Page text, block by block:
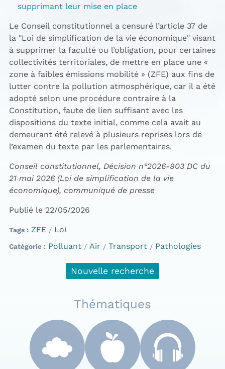
supprimant leur mise en place
Le Conseil constitutionnel a censuré l’article 37 de
la "Loi de simplification de la vie économique" visant
à supprimer la faculté ou l’obligation, pour certaines
collectivités territoriales, de mettre en place une «
zone à faibles émissions mobilité » (ZFE) aux fins de
lutter contre la pollution atmosphérique, car il a été
adopté selon une procédure contraire à la
Constitution, faute de lien suffisant avec les
dispositions du texte initial, comme cela avait au
demeurant été relevé à plusieurs reprises lors de
l’examen du texte par les parlementaires.
Conseil constitutionnel, Décision n°2026-903 DC du
21 mai 2026 (Loi de simplification de la vie
économique), communiqué de presse
Publié le 22/05/2026
Tags ZFE Loi
Catégorie Polluant Air Transport Pathologies
Nouvelle recherche
Thématiques